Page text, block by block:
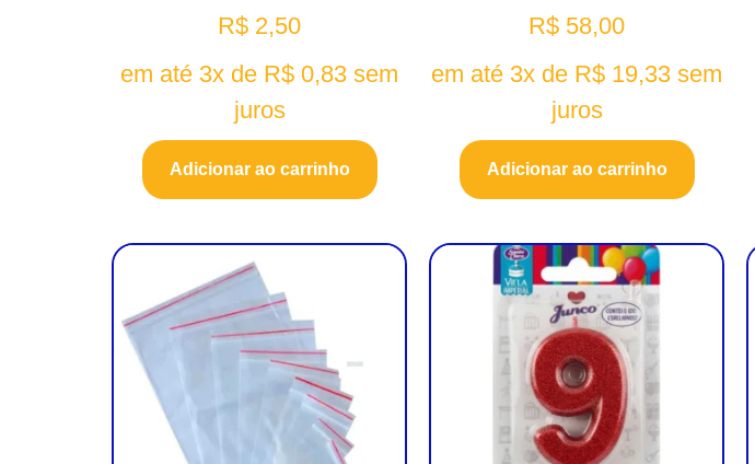
R$ 2,50
em até 3x de R$ 0,83 sem
juros
Adicionar ao carrinho
R$ 58,00
em até 3x de R$ 19,33 sem
juros
Adicionar ao carrinho